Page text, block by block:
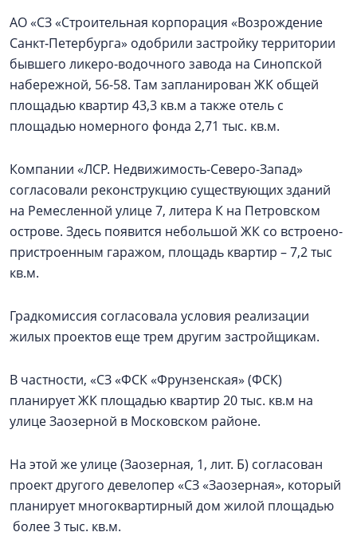
АО «СЗ «Строительная корпорация «Возрождение
Санкт‑Петербурга» одобрили застройку территории
бывшего ликеро-водочного завода на Синопской
набережной, 56-58. Там запланирован ЖК общей
площадью квартир 43,3 кв.м а также отель с
площадью номерного фонда 2,71 тыс. кв.м.
Компании «ЛСР. Недвижимость-Северо-Запад»
согласовали реконструкцию существующих зданий
на Ремесленной улице 7, литера К на Петровском
острове. Здесь появится небольшой ЖК со встроено-
пристроенным гаражом, площадь квартир – 7,2 тыс
кв.м.
Градкомиссия согласовала условия реализации
жилых проектов еще трем другим застройщикам.
В частности, «СЗ «ФСК «Фрунзенская» (ФСК)
планирует ЖК площадью квартир 20 тыс. кв.м на
улице Заозерной в Московском районе.
На этой же улице (Заозерная, 1, лит. Б) согласован
проект другого девелопер «СЗ «Заозерная», который
планирует многоквартирный дом жилой площадью
более 3 тыс. кв.м.